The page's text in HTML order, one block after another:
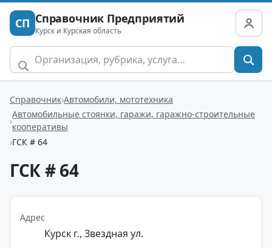
СП Справочник Предприятий
Курск и Курская область
Справочник Автомобили, мототехника
Автомобильные стоянки, гаражи, гаражно-строительные
кооперативы
ГСК # 64
ГСК # 64
Адрес
Курск г., Звездная ул.